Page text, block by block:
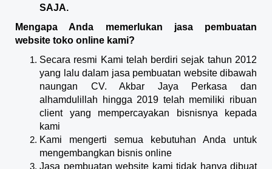
SAJA.
Mengapa Anda memerlukan jasa pembuatan
website toko online kami?
Secara resmi Kami telah berdiri sejak tahun 2012
yang lalu dalam jasa pembuatan website dibawah
naungan CV. Akbar Jaya Perkasa dan
alhamdulillah hingga 2019 telah memiliki ribuan
client yang mempercayakan bisnisnya kepada
kami
Kami mengerti semua kebutuhan Anda untuk
mengembangkan bisnis online
Jasa pembuatan website kami tidak hanya dibuat